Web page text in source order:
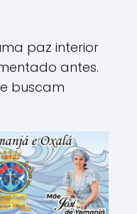
paz interior
antes.
buscam